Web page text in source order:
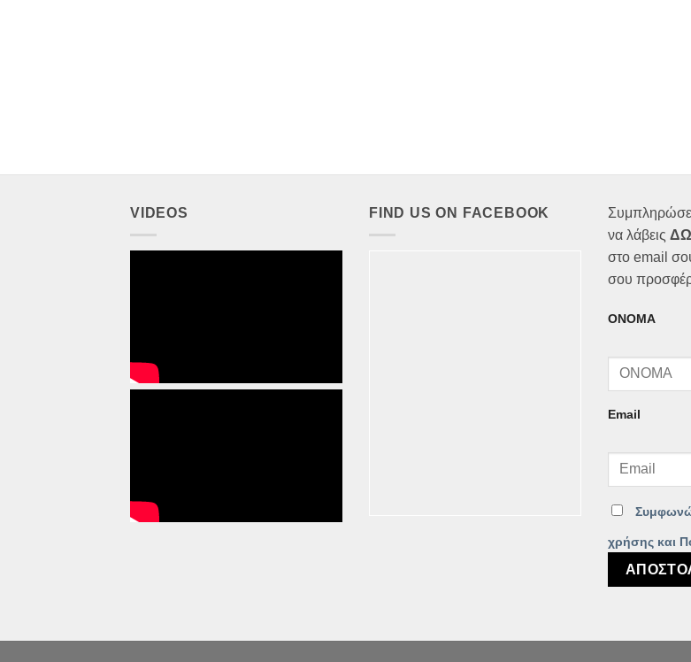
VIDEOS FIND US ON FACEBOOK
Συμπληρώσε
να λάβεις
στο email
σου
ΟΝΟΜΑ
Email
χρήσης και